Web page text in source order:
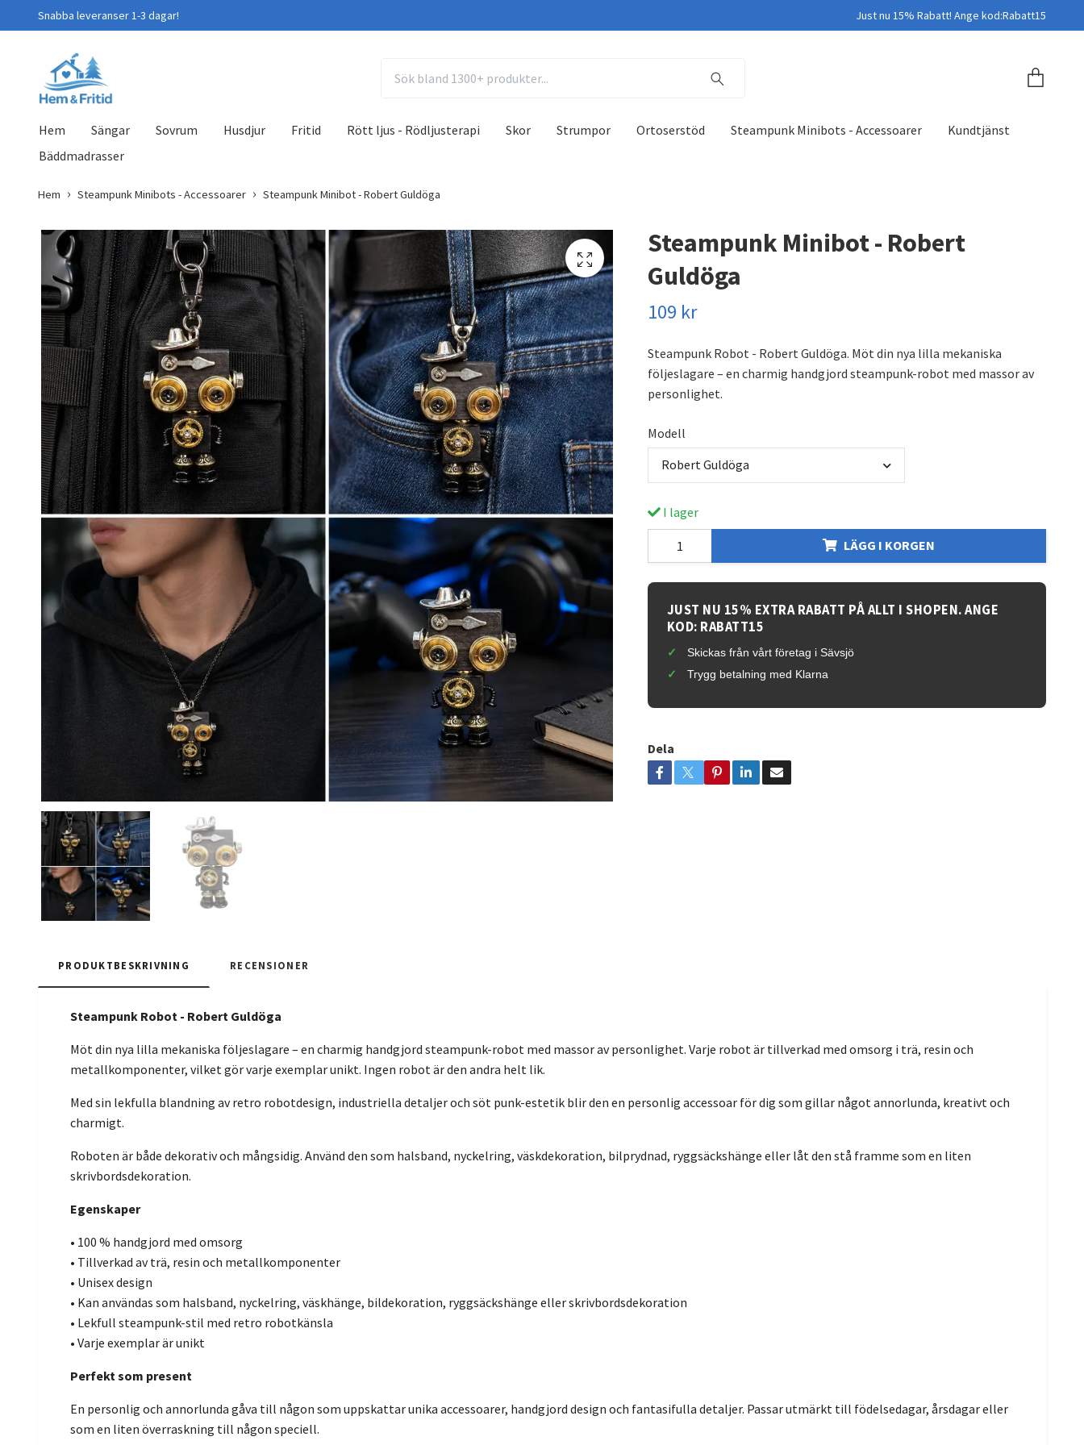
Snabba leveranser 1-3 dagar! Just nu 15% Rabatt! Ange kod:Rabatt15
Hem Sängar Sovrum Husdjur Fritid Rött ljus - Rödljusterapi Skor Strumpor Ortoserstöd Steampunk Minibots - Accessoarer
Kundtjänst
Bäddmadrasser
Hem Steampunk Minibots - Accessoarer Steampunk Minibot - Robert Guldöga
Steampunk Minibot - Robert
Guldöga
109 kr
Steampunk Robot - Robert Guldöga. Möt din nya lilla mekaniska
följeslagare – en charmig handgjord steampunk-robot med massor av
personlighet.
Modell
Robert Guldöga
I lager
LÄGG I KORGEN
JUST NU 15% EXTRA RABATT PÅ ALLT I SHOPEN. ANGE
KOD: RABATT15
Skickas från vårt företag i Sävsjö
Trygg betalning med Klarna
Dela
PRODUKTBESKRIVNING RECENSIONER
Steampunk Robot - Robert Guldöga
Möt din nya lilla mekaniska följeslagare – en charmig handgjord steampunk-robot med massor av personlighet. Varje robot är tillverkad med omsorg i trä, resin och
metallkomponenter, vilket gör varje exemplar unikt. Ingen robot är den andra helt lik.
Med sin lekfulla blandning av retro robotdesign, industriella detaljer och söt punk-estetik blir den en personlig accessoar för dig som gillar något annorlunda, kreativt och
charmigt.
Roboten är både dekorativ och mångsidig. Använd den som halsband, nyckelring, väskdekoration, bilprydnad, ryggsäckshänge eller låt den stå framme som en liten
skrivbordsdekoration.
Egenskaper
• 100 % handgjord med omsorg
• Tillverkad av trä, resin och metallkomponenter
• Unisex design
• Kan användas som halsband, nyckelring, väskhänge, bildekoration, ryggsäckshänge eller skrivbordsdekoration
• Lekfull steampunk-stil med retro robotkänsla
• Varje exemplar är unikt
Perfekt som present
En personlig och annorlunda gåva till någon som uppskattar unika accessoarer, handgjord design och fantasifulla detaljer. Passar utmärkt till födelsedagar, årsdagar eller
som en liten överraskning till någon speciell.